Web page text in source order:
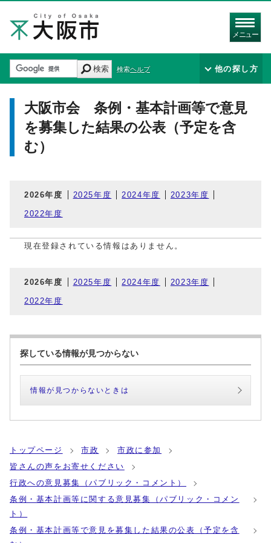
メニュー
検索 検索ヘルプ 他の探し方
大阪市会 条例・基本計画等で意見
を募集した結果の公表（予定を含
む）
2026年度 2025年度 2024年度 2023年度
2022年度
現在登録されている情報はありません。
2026年度 2025年度 2024年度 2023年度
2022年度
探している情報が見つからない
情報が見つからないときは
トップページ 市政
市政に参加
皆さんの声をお寄せください
行政への意見募集（パブリック・コメント）
条例・基本計画等に関する意見募集（パブリック・コメン
ト）
条例・基本計画等で意見を募集した結果の公表（予定を含